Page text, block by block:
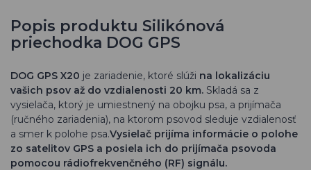
Popis produktu Silikónová
priechodka DOG GPS
DOG GPS X20 je zariadenie, ktoré slúži na lokalizáciu
vašich psov až do vzdialenosti 20 km. Skladá sa z
vysielača, ktorý je umiestnený na obojku psa, a prijímača
(ručného zariadenia), na ktorom psovod sleduje vzdialenosť
a smer k polohe psa.Vysielač prijíma informácie o polohe
zo satelitov GPS a posiela ich do prijímača psovoda
pomocou rádiofrekvenčného (RF) signálu.